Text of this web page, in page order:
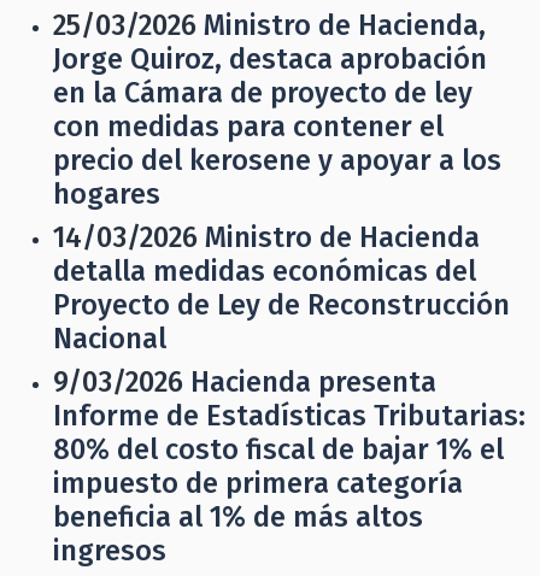
25/03/2026 Ministro de Hacienda,
Jorge Quiroz, destaca aprobación
en la Cámara de proyecto de ley
con medidas para contener el
precio del kerosene y apoyar a los
hogares
14/03/2026 Ministro de Hacienda
detalla medidas económicas del
Proyecto de Ley de Reconstrucción
Nacional
9/03/2026 Hacienda presenta
Informe de Estadísticas Tributarias:
80% del costo fiscal de bajar 1% el
impuesto de primera categoría
beneficia al 1% de más altos
ingresos